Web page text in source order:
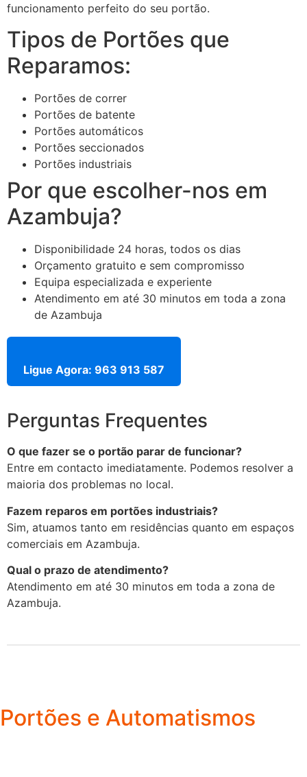
funcionamento perfeito do seu portão.
Tipos de Portões que
Reparamos:
Portões de correr
Portões de batente
Portões automáticos
Portões seccionados
Portões industriais
Por que escolher-nos em
Azambuja?
Disponibilidade 24 horas, todos os dias
Orçamento gratuito e sem compromisso
Equipa especializada e experiente
Atendimento em até 30 minutos em toda a zona
de Azambuja
Ligue Agora: 963 913 587
Perguntas Frequentes
O que fazer se o portão parar de funcionar?
Entre em contacto imediatamente. Podemos resolver a
maioria dos problemas no local.
Fazem reparos em portões industriais?
Sim, atuamos tanto em residências quanto em espaços
comerciais em Azambuja.
Qual o prazo de atendimento?
Atendimento em até 30 minutos em toda a zona de
Azambuja.
Portões e Automatismos